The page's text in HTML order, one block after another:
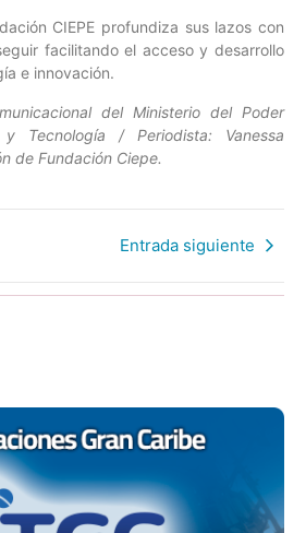
CIEPE profundiza sus lazos con
facilitando el acceso y desarrollo
e innovación.
del Ministerio del Poder
Tecnología / Periodista: Vanessa
de Fundación Ciepe.
Entrada siguiente